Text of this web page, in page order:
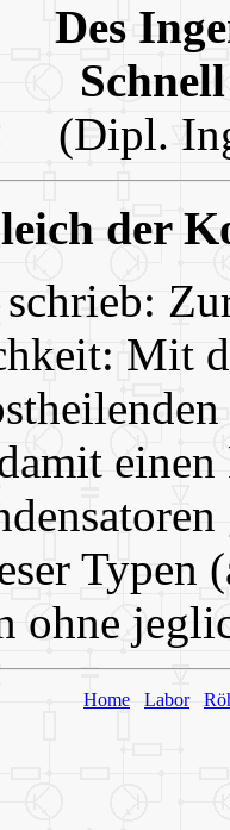
Des
(Dipl.
der
Mit
Typen
ohne
Home Labor